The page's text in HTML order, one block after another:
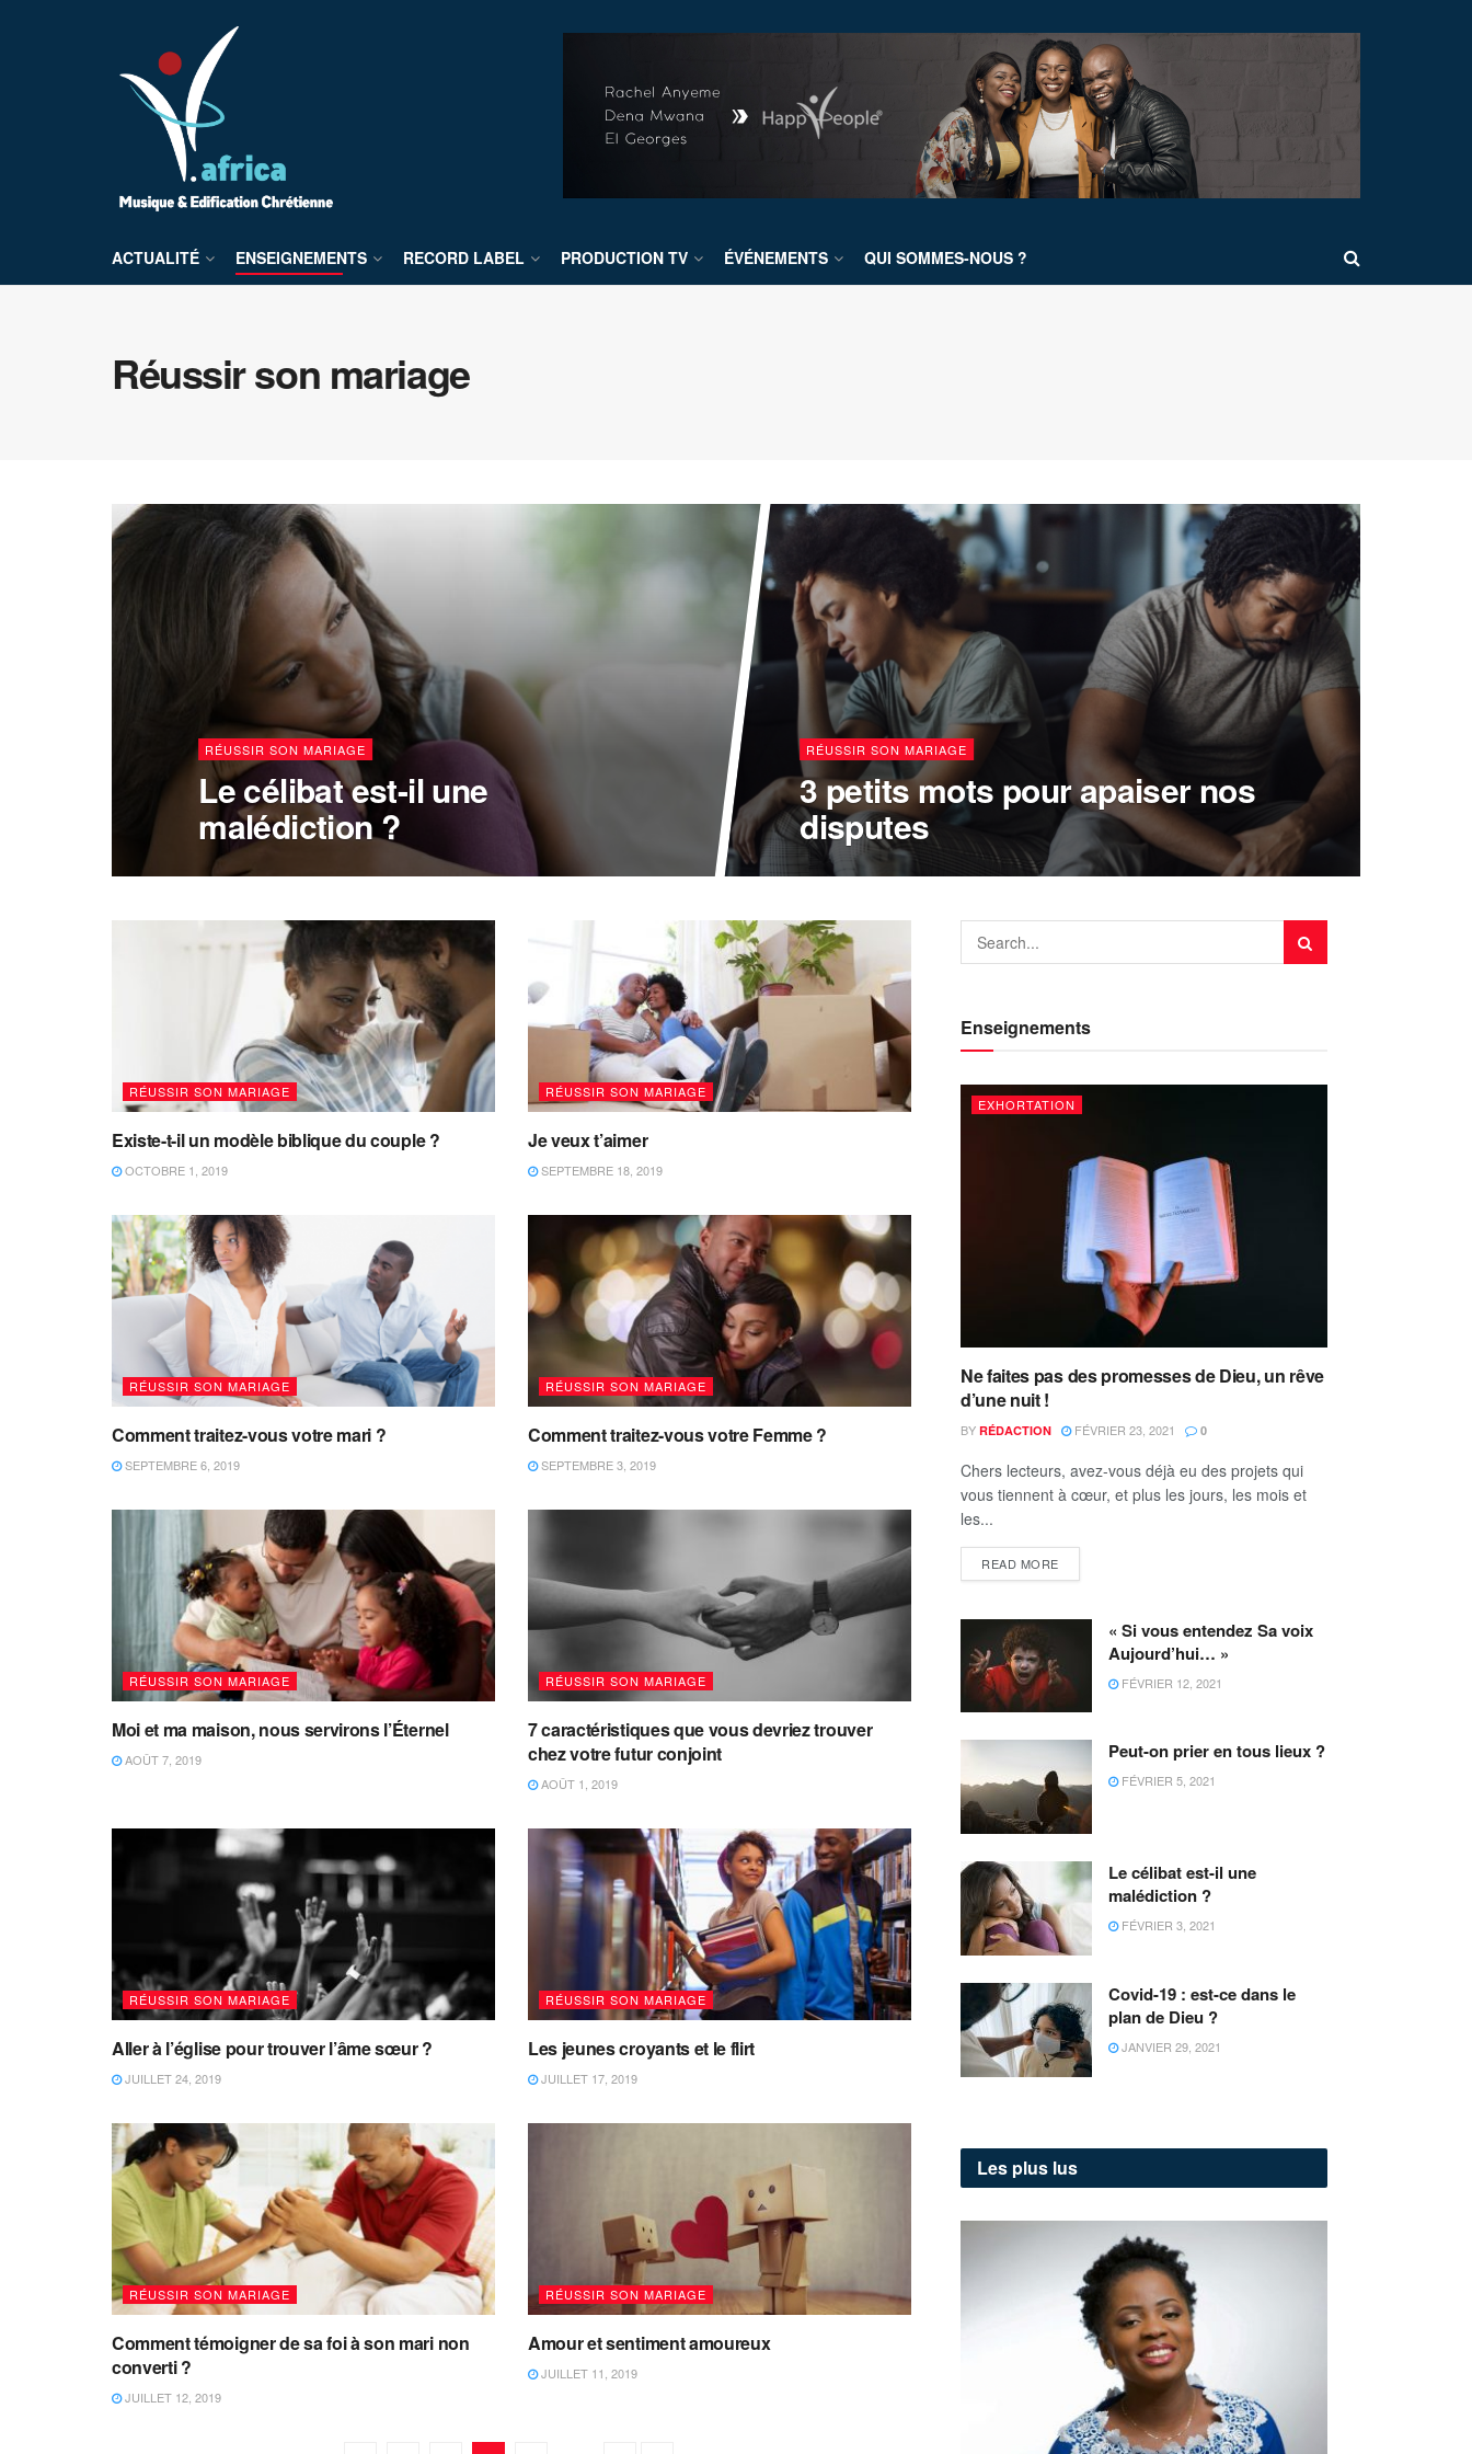
ACTUALITÉ ENSEIGNEMENTS RECORD LABEL PRODUCTION TV ÉVÉNEMENTS QUI SOMMES-NOUS ?
Réussir son mariage
RÉUSSIR SON MARIAGE
Le célibat est-il une
malédiction ?
RÉUSSIR SON MARIAGE
3 petits mots pour apaiser nos
disputes
RÉUSSIR SON MARIAGE
Existe-t-il un modèle biblique du couple ?
OCTOBRE 1, 2019
RÉUSSIR SON MARIAGE
Je veux t’aimer
SEPTEMBRE 18, 2019
RÉUSSIR SON MARIAGE
Comment traitez-vous votre mari ?
SEPTEMBRE 6, 2019
RÉUSSIR SON MARIAGE
Comment traitez-vous votre Femme ?
SEPTEMBRE 3, 2019
RÉUSSIR SON MARIAGE
Moi et ma maison, nous servirons l’Éternel
AOÛT 7, 2019
RÉUSSIR SON MARIAGE
7 caractéristiques que vous devriez trouver
chez votre futur conjoint
AOÛT 1, 2019
RÉUSSIR SON MARIAGE
Aller à l’église pour trouver l’âme sœur ?
JUILLET 24, 2019
RÉUSSIR SON MARIAGE
Les jeunes croyants et le flirt
JUILLET 17, 2019
RÉUSSIR SON MARIAGE
Comment témoigner de sa foi à son mari non
converti ?
JUILLET 12, 2019
RÉUSSIR SON MARIAGE
Amour et sentiment amoureux
JUILLET 11, 2019
Enseignements
EXHORTATION
Ne faites pas des promesses de Dieu, un rêve
d’une nuit !
BY RÉDACTION FÉVRIER 23, 2021 0
Chers lecteurs, avez-vous déjà eu des projets qui
vous tiennent à cœur, et plus les jours, les mois et
les...
READ MORE
« Si vous entendez Sa voix
Aujourd’hui… »
FÉVRIER 12, 2021
Peut-on prier en tous lieux ?
FÉVRIER 5, 2021
Le célibat est-il une
malédiction ?
FÉVRIER 3, 2021
Covid-19 : est-ce dans le
plan de Dieu ?
JANVIER 29, 2021
Les plus lus